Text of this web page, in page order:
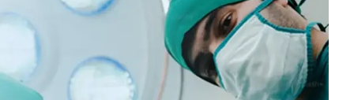
en manos de especialistas.
horas.